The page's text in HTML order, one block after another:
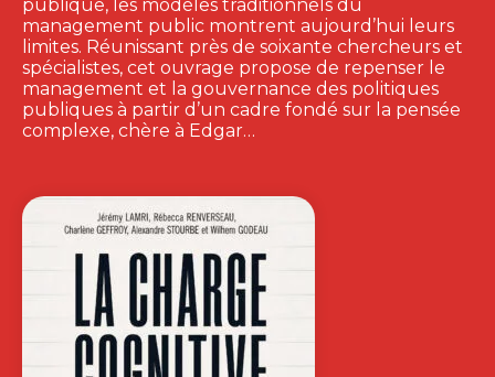
publique, les modèles traditionnels du
management public montrent aujourd’hui leurs
limites. Réunissant près de soixante chercheurs et
spécialistes, cet ouvrage propose de repenser le
management et la gouvernance des politiques
publiques à partir d’un cadre fondé sur la pensée
complexe, chère à Edgar…